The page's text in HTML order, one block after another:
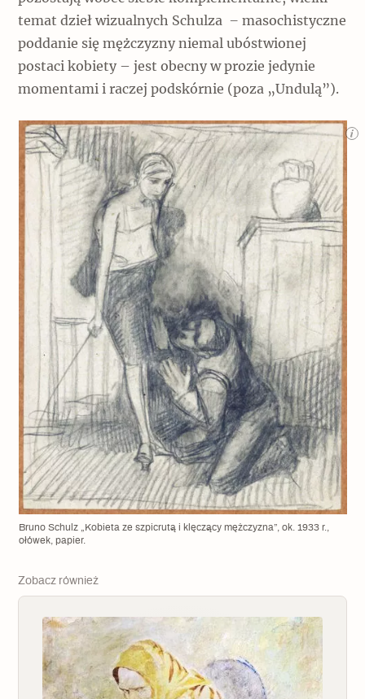
temat dzieł wizualnych Schulza
–masochistyczne
poddanie się mężczyzny niemal ubóstwionej
postaci kobiety – jest obecny w prozie jedynie
momentami i raczej podskórnie (poza „Undulą”).
Bruno Schulz „Kobieta ze szpicrutą i klęczący mężczyzna”, ok. 1933 r.,
ołówek, papier.
Zobacz również